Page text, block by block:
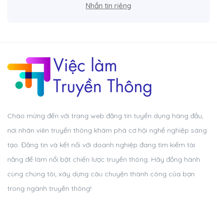
Nhắn tin riêng
Chào mừng đến với trang web đăng tin tuyển dụng hàng đầu,
nơi nhân viên truyền thông khám phá cơ hội nghề nghiệp sáng
tạo. Đăng tin và kết nối với doanh nghiệp đang tìm kiếm tài
năng để làm nổi bật chiến lược truyền thông. Hãy đồng hành
cùng chúng tôi, xây dựng câu chuyện thành công của bạn
trong ngành truyền thông!